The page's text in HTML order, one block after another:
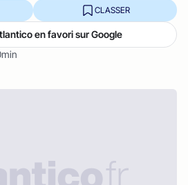
CLASSER
en favori sur Google